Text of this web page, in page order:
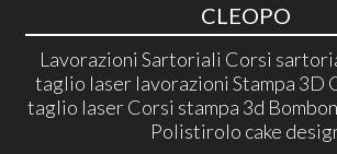
CLEOPO
Lavorazioni Sartoriali Corsi
taglio laser lavorazioni Stampa 3D
taglio laser Corsi stampa 3d
Polistirolo cake